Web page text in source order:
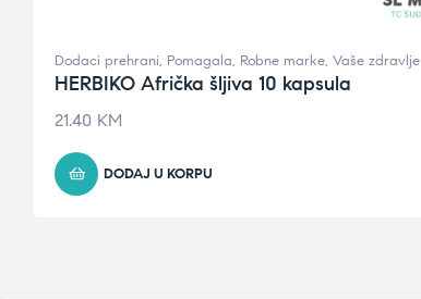
Dodaci prehrani, Pomagala, Robne marke, Vaše zdravlje
HERBIKO Afrička šljiva 10 kapsula
21.40 KM
DODAJ U KORPU